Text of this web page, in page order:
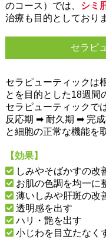
のコース）では、 シミ
治療も目的としており
セラピ
セラピューティックは
とを目的とした18週間
セラピューティックで
反応期 ➡ 耐久期 ➡ 完
と細胞の正常な機能を
【効果】
しみやそばかすの改
お肌の色調を均一に
薄いしみや肝斑の改
透明感を出す
ハリ・艶を出す
小じわを目立たなく